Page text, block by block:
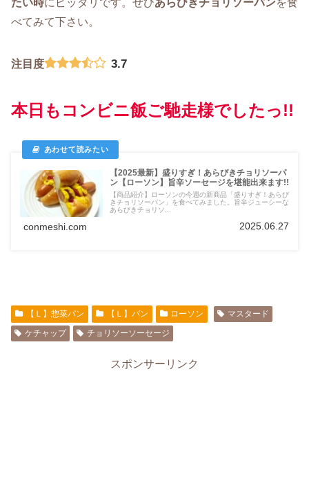
たい時にピッタリです。ぜひあらびきチョリソーパンを食
べてみて下さい。
注目度 3.7
本日もコンビニ飯ご馳走様でしたっ!!
【2025最新】盛りすぎ！あらびきチョリソーパ
ン【ローソン】旨辛ソーセージを堪能出来ます!!
【商品紹介】ローソンの今週の新商品「盛りすぎ！あらび
きチョリソーパン」を食べてみました。旨辛ジューシーな
あらびきチョリソ...
conmeshi.com 2025.06.27
【Ｌ】惣菜パン 【Ｌ】パン ローソン
マスタード
ケチャップ
チョリソーソーセージ
スポンサーリンク